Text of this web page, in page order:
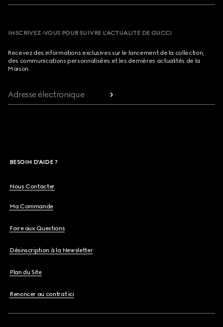
INSCRIVEZ-VOUS POUR SUIVRE L’ACTUALITÉ DE GUCCI
Recevez des informations exclusives sur le lancement de la collection,
des communications personnalisées et les dernières actualités de la
Maison.
Adresse électronique
BESOIN D'AIDE ?
Nous Contacter
Ma Commande
Foire aux Questions
Désinscription à la Newsletter
Plan du Site
Renoncer au contrat ici